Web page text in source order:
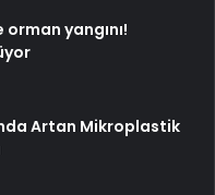
orman yangını!
Artan Mikroplastik